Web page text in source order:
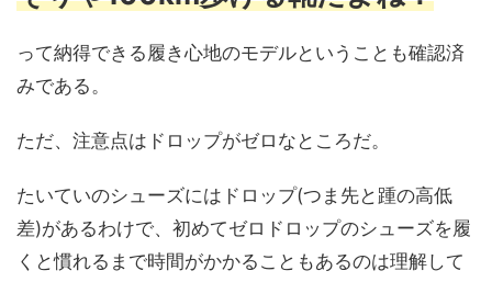
って納得できる履き心地のモデルということも確認済
みである。
ただ、注意点はドロップがゼロなところだ。
たいていのシューズにはドロップ(つま先と踵の高低
差)があるわけで、初めてゼロドロップのシューズを履
くと慣れるまで時間がかかることもあるのは理解して